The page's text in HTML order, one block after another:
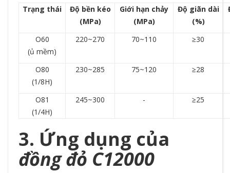
Trạng thái
Độ bền kéo
(MPa)
Giới hạn chảy
(MPa)
Độ giãn dài
(%)
O60
(ủ mềm)
220~270 70~110 ≥30
O80
(1/8H)
230~285 75~120 ≥28
O81
(1/4H)
245~300 - ≥25
3. Ứng dụng của
đồng đỏ C12000